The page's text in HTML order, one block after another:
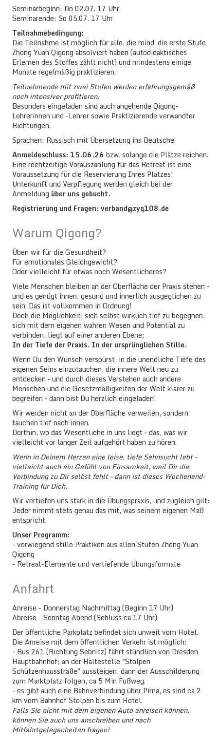
Seminarbeginn: Do 02.07. 17 Uhr
Seminarende: So 05.07. 17 Uhr
Teilnahmebedingung:
Die Teilnahme ist möglich für alle, die mind. die erste Stufe
Zhong Yuan Qigong absolviert haben (autodidaktisches
Erlernen des Stoffes zählt nicht) und mindestens einige
Monate regelmäßig praktizieren.
Teilnehmende mit zwei Stufen werden erfahrungsgemäß
noch intensiver profitieren.
Besonders eingeladen sind auch angehende Qigong-
Lehrerinnen und -Lehrer sowie Praktizierende verwandter
Richtungen.
Sprachen: Russisch mit Übersetzung ins Deutsche.
Anmeldeschluss: 15.06.26 bzw. solange die Plätze reichen.
Eine rechtzeitige Vorauszahlung für das Retreat ist eine
Voraussetzung für die Reservierung Ihres Platzes!
Unterkunft und Verpflegung werden gleich bei der
Anmeldung über uns gebucht.
Registrierung und Fragen: verband@zyq108.de
Warum Qigong?
Üben wir für die Gesundheit?
Für emotionales Gleichgewicht?
Oder vielleicht für etwas noch Wesentlicheres?
Viele Menschen bleiben an der Oberfläche der Praxis stehen –
und es genügt ihnen, gesund und innerlich ausgeglichen zu
sein. Das ist vollkommen in Ordnung!
Doch die Möglichkeit, sich selbst wirklich tief zu begegnen,
sich mit dem eigenen wahren Wesen und Potential zu
verbinden, liegt auf einer anderen Ebene:
In der Tiefe der Praxis. In der ursprünglichen Stille.
Wenn Du den Wunsch verspürst, in die unendliche Tiefe des
eigenen Seins einzutauchen, die innere Welt neu zu
entdecken – und durch dieses Verstehen auch andere
Menschen und die Gesetzmäßigkeiten der Welt klarer zu
begreifen – dann bist Du herzlich eingeladen!
Wir werden nicht an der Oberfläche verweilen, sondern
tauchen tief nach innen.
Dorthin, wo das Wesentliche in uns liegt – das, was wir
vielleicht vor langer Zeit aufgehört haben zu hören.
Wenn in Deinem Herzen eine leise, tiefe Sehnsucht lebt –
vielleicht auch ein Gefühl von Einsamkeit, weil Dir die
Verbindung zu Dir selbst fehlt – dann ist dieses Wochenend-
Training für Dich.
Wir vertiefen uns stark in die Übungspraxis, und zugleich gilt:
Jeder nimmt stets genau das mit, was seinem eigenen Maß
entspricht.
Unser Programm:
- vorwiegend stille Praktiken aus allen Stufen Zhong Yuan
Qigong
- Retreat-Elemente und vertiefende Übungsformate
Anfahrt
Anreise - Donnerstag Nachmittag (Beginn 17 Uhr)
Abreise - Sonntag Abend (Schluss ca 17 Uhr)
Der öffentliche Parkplatz befindet sich unweit vom Hotel.
Die Anreise mit dem öffentlichen Verkehr ist möglich:
- Bus 261 (Richtung Sebnitz) fährt stündlich von Dresden
Hauptbahnhof; an der Haltestelle "Stolpen
Schützenhausstraße" aussteigen, dann der Ausschilderung
zum Marktplatz folgen, ca 5 Min Fußweg.
- es gibt auch eine Bahnverbindung über Pirna, es sind ca 2
km vom Bahnhof Stolpen bis zum Hotel.
Falls Sie nicht mit dem eigenen Auto anreisen können,
können Sie auch uns anschreiben und nach
Mitfahrtgelegenheiten fragen!